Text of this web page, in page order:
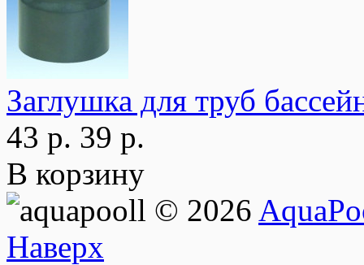
Заглушка для труб
43 р. 39 р.
В корзину
© 2026
Наверх